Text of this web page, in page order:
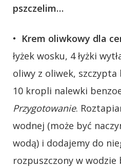
pszczelim…
Krem oliwkowy dla
łyżek wosku, 4 łyżki
oliwy z oliwek,
10 kropli nalewki
Przygotowanie.
wodnej (może być
wodą) i dodajemy do
rozpuszczony w wodzie